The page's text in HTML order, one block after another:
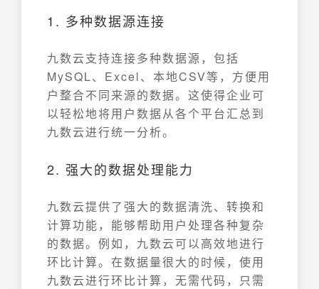
1. 多种数据源连接
九数云支持连接多种数据源，包括
MySQL、Excel、本地CSV等，方便用
户整合不同来源的数据。这使得企业可
以轻松地将用户数据从各个平台汇总到
九数云进行统一分析。
2. 强大的数据处理能力
九数云提供了强大的数据清洗、转换和
计算功能，能够帮助用户处理各种复杂
的数据。例如，九数云可以高效地进行
环比计算。在数据量很大的时候，使用
九数云进行环比计算，无需代码，只需